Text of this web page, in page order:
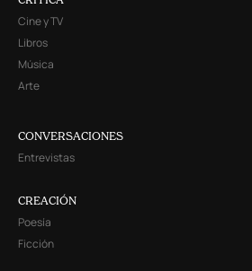
Cine y TV
Libros
Música
Arte
CONVERSACIONES
Entrevistas
CREACIÓN
Poesía
Ficción